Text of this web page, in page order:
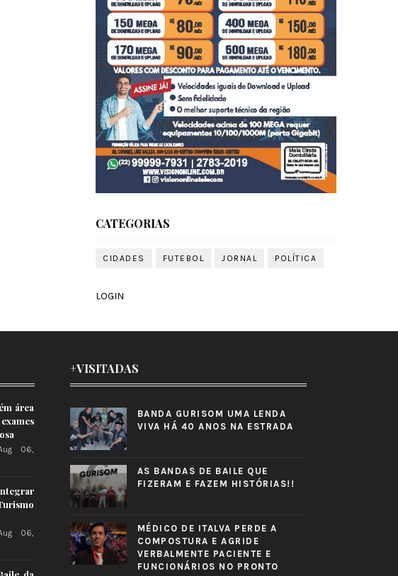
CATEGORIAS
CIDADES FUTEBOL JORNAL POLÍTICA
LOGIN
área
06,
06,
+VISITADAS
BANDA GURISOM UMA LENDA
VIVA HÁ 40 ANOS NA ESTRADA
AS BANDAS DE BAILE QUE
FIZERAM E FAZEM HISTÓRIAS!!
MÉDICO DE ITALVA PERDE A
COMPOSTURA E AGRIDE
VERBALMENTE PACIENTE E
FUNCIONÁRIOS NO PRONTO